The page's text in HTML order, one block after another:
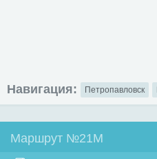
Навигация: Петропавловск
Маршрут №21М